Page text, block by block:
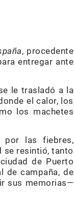
, procedente
entregar ante
le trasladó a la
el calor, los
los machetes
por las fiebres,
se resintió, tanto
de Puerto
de campaña, de
sus memorias—